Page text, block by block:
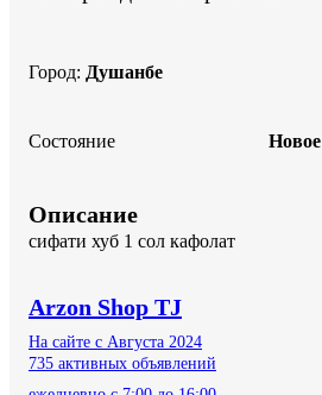
Город: Душанбе
Состояние Новое
Описание
сифати хуб 1 сол кафолат
Arzon Shop TJ
На сайте с Августа 2024
735 активных объявлений